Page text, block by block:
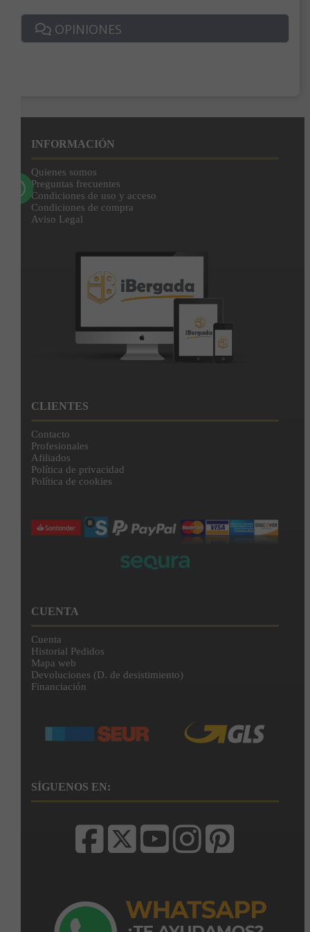
OPINIONES
INFORMACIÓN
Quienes somos
Preguntas frecuentes
Condiciones de uso y acceso
Condiciones de compra
Aviso Legal
CLIENTES
Contacto
Profesionales
Afiliados
Política de privacidad
Política de cookies
CUENTA
Cuenta
Historial Pedidos
Mapa web
Devoluciones (D. de desistimiento)
Financiación
SÍGUENOS EN: